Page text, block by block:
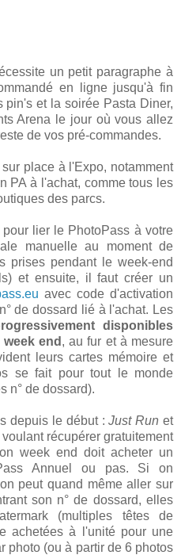
un petit paragraphe à
en ligne jusqu'à fin
pin's et la soirée Pasta Diner,
Arena le jour où vous allez
de vos pré-commandes.
sur place à l'Expo, notamment
PA à l'achat, comme tous les
des parcs.
lier le PhotoPass à votre
manuelle au moment de
prises pendant le week-end
et ensuite, il faut créer un
avec code d'activation
de dossard lié à l'achat. Les
disponibles
end , au fur et à mesure
leurs cartes mémoire et
se fait pour tout le monde
n° de dossard).
depuis le début :Just Run et
récupérer gratuitement
week end doit acheter un
Annuel ou pas. Si on
peut quand même aller sur
son n° de dossard, elles
(multiples têtes de
achetées à l'unité pour une
photo (ou à partir de 6 photos